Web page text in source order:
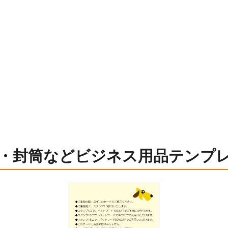
封筒などビジネス用品テンプ